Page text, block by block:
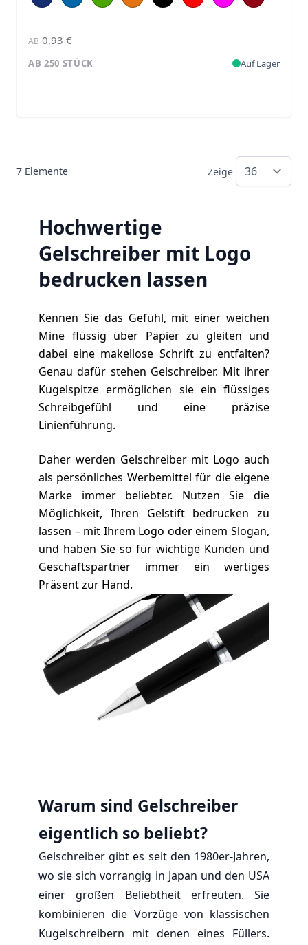
AB 0,93 €
AB 250 STÜCK Auf Lager
7 Elemente Zeige
Hochwertige
Gelschreiber mit Logo
bedrucken lassen
Kennen Sie das Gefühl, mit einer weichen
Mine flüssig über Papier zu gleiten und
dabei eine makellose Schrift zu entfalten?
Genau dafür stehen Gelschreiber. Mit ihrer
Kugelspitze ermöglichen sie ein flüssiges
Schreibgefühl und eine präzise
Linienführung.
Daher werden Gelschreiber mit Logo auch
als persönliches Werbemittel für die eigene
Marke immer beliebter. Nutzen Sie die
Möglichkeit, Ihren Gelstift bedrucken zu
lassen – mit Ihrem Logo oder einem Slogan,
und haben Sie so für wichtige Kunden und
Geschäftspartner immer ein wertiges
Präsent zur Hand.
Warum sind Gelschreiber
eigentlich so beliebt?
Gelschreiber gibt es seit den 1980er-Jahren,
wo sie sich vorrangig in Japan und den USA
einer großen Beliebtheit erfreuten. Sie
kombinieren die Vorzüge von klassischen
Kugelschreibern mit denen eines Füllers.